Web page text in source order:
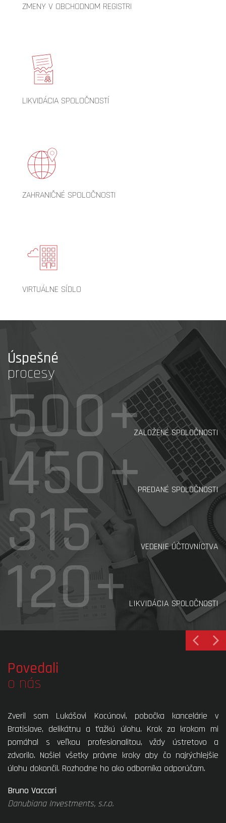
ZMENY V OBCHODNOM REGISTRI
LIKVIDÁCIA SPOLOČNOSTÍ
ZAHRANIČNÉ SPOLOČNOSTI
VIRTUÁLNE SÍDLO
Úspešné
procesy
ZALOŽENÉ SPOLOČNOSTI
500+
PREDANÉ SPOLOČNOSTI
450+
VEDENIE ÚČTOVNÍCTVA
315
LIKVIDÁCIA SPOLOČNOSTI
120+
Povedali
o nás
Zveril som Lukášovi Kocúnovi, pobočka kancelárie v
Bratislave, delikátnu a ťažkú úlohu. Krok za krokom mi
pomáhal s veľkou profesionalitou, vždy ústretovo a
zdvorilo. Našiel všetky právne kroky aby čo najrýchlejšie
úlohu dokončil. Rozhodne ho ako odborníka odporúčam.
Bruno Vaccari
Danubiana Investments, s.r.o.